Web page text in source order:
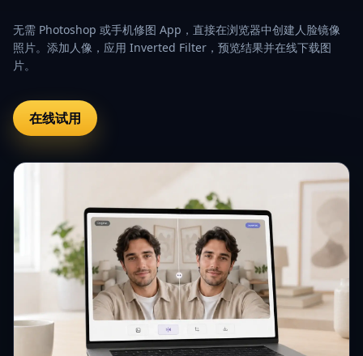
无需 Photoshop 或手机修图 App，直接在浏览器中创建人脸镜像
照片。添加人像，应用 Inverted Filter，预览结果并在线下载图
片。
在线试用